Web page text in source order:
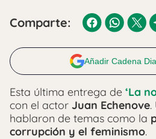
Comparte:
Añadir Cadena
Esta última entrega de ‘La
con el actor Juan Echenove.
hablaron de temas como la
corrupción y el feminismo.